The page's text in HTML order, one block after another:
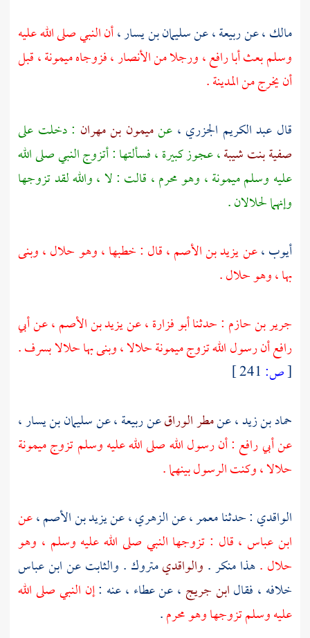
مالك،عن ربيعة، عنسليمان بن يسار،أن النبي صلى الله عليه
وسلم بعث أبارافع، ورجلا منالأنصار، فزوجاهميمونة، قبل
أن يخرج منالمدينة.
قال عبد الكريم الجزري ، عنميمون بن مهران : دخلت على
صفية بنت شيبة، عجوز كبيرة ، فسألتها : أتزوج النبي صلى الله
عليه وسلمميمونة، وهو محرم ، قالت : لا ، والله لقد تزوجها
وإنهما لحلالان .
أيوب،عنيزيد بن الأصم، قال : خطبها ، وهو حلال ، وبنى
بها ، وهو حلال .
جرير بن حازم : حدثناأبو فزارة، عنيزيد بن الأصم، عنأبي
رافعأن رسول الله تزوجميمونةحلالا ، وبنى بها حلالابسرف.
[ص:
حماد بن زيد، عنمطر الوراقعن ربيعة، عنسليمان بن يسار،
عنأبي رافع : أن رسول الله صلى الله عليه وسلم تزوجميمونة
حلالا ، وكنت الرسول بينهما .
الواقدي : حدثنامعمر، عنالزهري، عنيزيد بن الأصم،عن
ابن عباس ، قال : تزوجها النبي صلى الله عليه وسلم ، وهو
حلال .هذا منكر . والواقديمتروك . والثابتعنابن عباس
خلافه ، فقالابن جريج ، عنعطاء ، عنه :إن النبي صلى الله
عليه وسلم تزوجها وهو محرم.